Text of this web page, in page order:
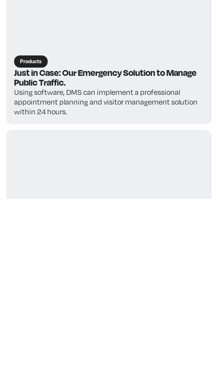
Products
Just in Case: Our Emergency Solution to Manage
Public Traffic.
Using software, DMS can implement a professional
appointment planning and visitor management solution
within 24 hours.